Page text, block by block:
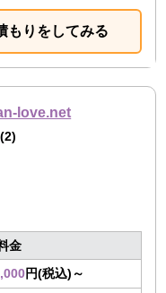
りをしてみる
love.net
(2)
金
円(税込)～